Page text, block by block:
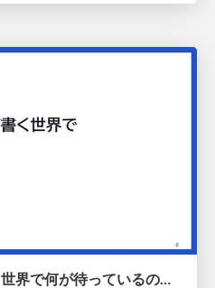
コードの90%をAIが書く世界で何が待っているのか / What awaits us in a world where 90% of the code is written by AI